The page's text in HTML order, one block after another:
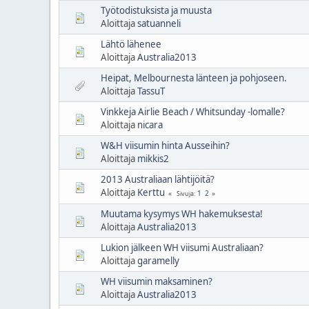
Työtodistuksista ja muusta
Aloittajasatuanneli
Lähtö lähenee
AloittajaAustralia2013
Heipat, Melbournesta länteen ja pohjoseen.
AloittajaTassuT
Vinkkeja Airlie Beach / Whitsunday -lomalle?
Aloittaja nicara
W&H viisumin hinta Ausseihin?
Aloittaja mikkis2
2013 Australiaan lähtijöitä?
Aloittaja Kerttu Sivuja 1 2
Muutama kysymys WH hakemuksesta!
AloittajaAustralia2013
Lukion jälkeen WH viisumi Australiaan?
Aloittajagaramelly
WH viisumin maksaminen?
AloittajaAustralia2013